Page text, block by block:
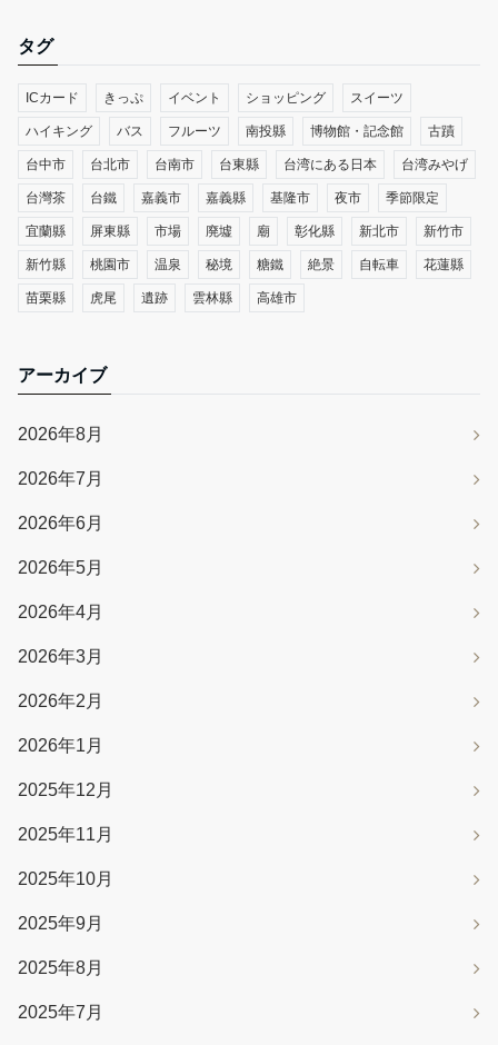
タグ
ICカード きっぷ イベント ショッピング スイーツ
ハイキング バス フルーツ 南投縣 博物館・記念館 古蹟
台中市 台北市 台南市 台東縣 台湾にある日本 台湾みやげ
台灣茶 台鐵 嘉義市 嘉義縣 基隆市 夜市 季節限定
宜蘭縣 屏東縣 市場 廃墟 廟 彰化縣 新北市 新竹市
新竹縣 桃園市 温泉 秘境 糖鐵 絶景 自転車 花蓮縣
苗栗縣 虎尾 遺跡 雲林縣 高雄市
アーカイブ
2026年8月
2026年7月
2026年6月
2026年5月
2026年4月
2026年3月
2026年2月
2026年1月
2025年12月
2025年11月
2025年10月
2025年9月
2025年8月
2025年7月